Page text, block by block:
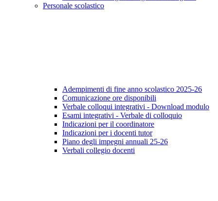
Personale scolastico
Adempimenti di fine anno scolastico 2025-26
Comunicazione ore disponibili
Verbale colloqui integrativi - Download modulo
Esami integrativi - Verbale di colloquio
Indicazioni per il coordinatore
Indicazioni per i docenti tutor
Piano degli impegni annuali 25-26
Verbali collegio docenti